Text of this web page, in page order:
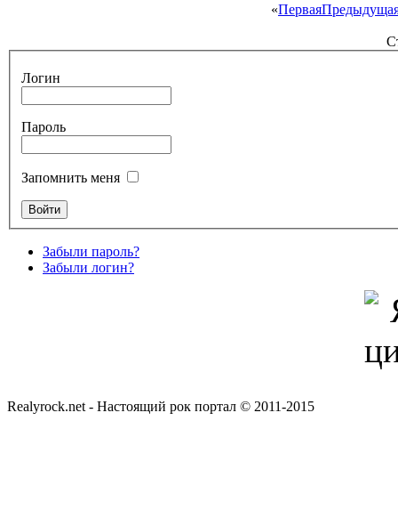
«Первая
Логин
Пароль
Запомнить меня
Забыли пароль?
Забыли логин?
Realyrock.net - Настоящий рок портал © 2011-2015